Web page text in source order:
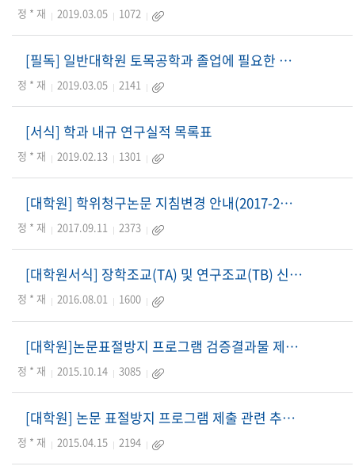
정 * 재 2019.03.05 1072
[필독] 일반대학원 토목공학과 졸업에 필요한 연구실적 및 요건 (BK21플러스 포함)
정 * 재 2019.03.05 2141
[서식] 학과 내규 연구실적 목록표
정 * 재 2019.02.13 1301
[대학원] 학위청구논문 지침변경 안내(2017-2학기~)
정 * 재 2017.09.11 2373
[대학원서식] 장학조교(TA) 및 연구조교(TB) 신청서 및 근무일지 서식
정 * 재 2016.08.01 1600
[대학원]논문표절방지 프로그램 검증결과물 제출 안내
정 * 재 2015.10.14 3085
[대학원] 논문 표절방지 프로그램 제출 관련 추가 안내
정 * 재 2015.04.15 2194